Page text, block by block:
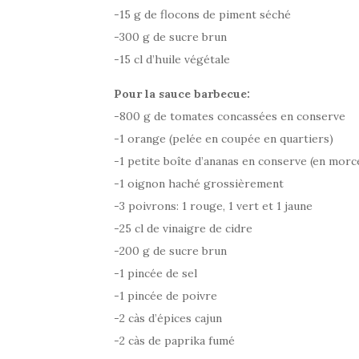
-15 g de flocons de piment séché
-300 g de sucre brun
-15 cl d’huile végétale
Pour la sauce barbecue:
-800 g de tomates concassées en conserve
-1 orange (pelée en coupée en quartiers)
-1 petite boîte d’ananas en conserve (en
-1 oignon haché grossièrement
-3 poivrons: 1 rouge, 1 vert et 1 jaune
-25 cl de vinaigre de cidre
-200 g de sucre brun
-1 pincée de sel
-1 pincée de poivre
-2 càs d’épices cajun
-2 càs de paprika fumé